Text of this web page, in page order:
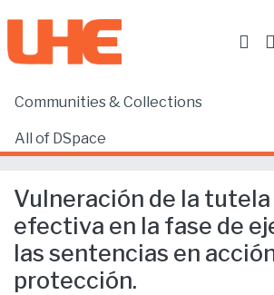
Communities & Collections
All of DSpace
Home
Facultad de Derecho
Vulneración de la tutela judicial efectiva en la fase de ejecución de las sentencias en acción de protección.
Vulneración de la
efectiva en la fase de
las sentencias en
protección.